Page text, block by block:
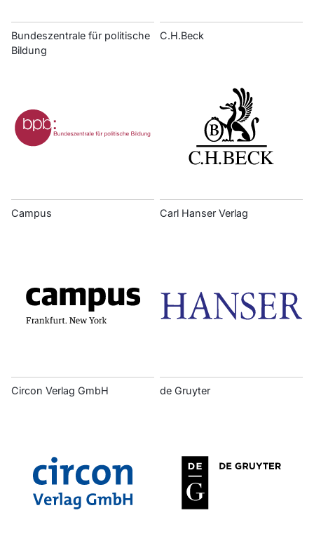
Bundeszentrale für politische
Bildung
C.H.Beck
Campus Carl Hanser Verlag
Circon Verlag GmbH de Gruyter